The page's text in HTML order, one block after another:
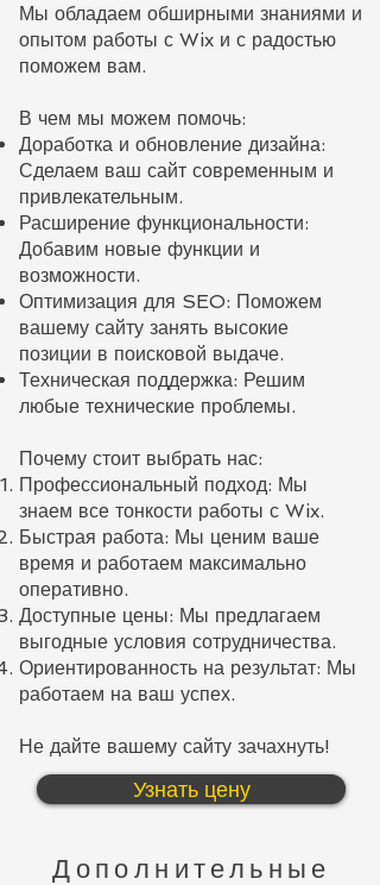
Мы обладаем обширными знаниями и
опытом работы с Wix и с радостью
поможем вам.
В чем мы можем помочь:
Доработка и обновление дизайна:
Сделаем ваш сайт современным и
привлекательным.
Расширение функциональности:
Добавим новые функции и
возможности.
Оптимизация для SEO: Поможем
вашему сайту занять высокие
позиции в поисковой выдаче.
Техническая поддержка: Решим
любые технические проблемы.
Почему стоит выбрать нас:
Профессиональный подход: Мы
знаем все тонкости работы с Wix.
Быстрая работа: Мы ценим ваше
время и работаем максимально
оперативно.
Доступные цены: Мы предлагаем
выгодные условия сотрудничества.
Ориентированность на результат: Мы
работаем на ваш успех.
Не дайте вашему сайту зачахнуть!
Узнать цену
Дополнительные